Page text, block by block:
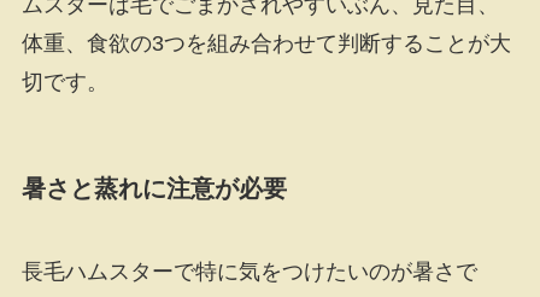
体重、食欲の3つを組み合わせて判断することが大
切です。
暑さと蒸れに注意が必要
長毛ハムスターで特に気をつけたいのが暑さで